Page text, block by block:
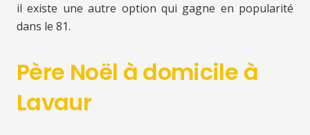
il existe une autre option qui gagne en popularité
dans le 81.
Père Noël à domicile à
Lavaur